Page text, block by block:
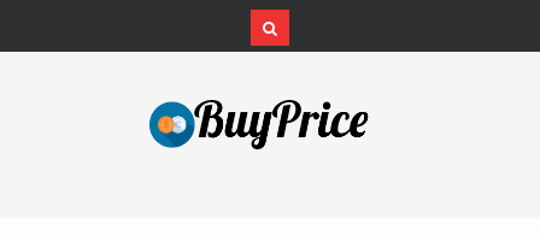
smart e il futuro visivo